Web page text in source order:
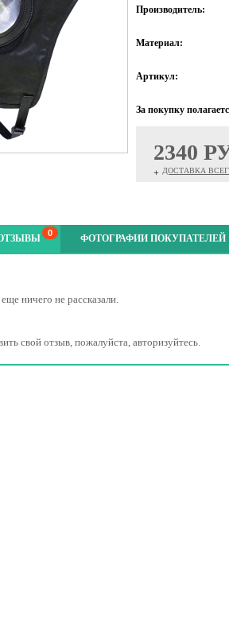
Производитель:
Материал:
Артикул:
За покупку
2340
+ ДОСТАВКА
0 ФОТОГРАФИИ ПОКУПАТЕЛЕЙ
ничего не рассказали.
свой отзыв, пожалуйста, авторизуйтесь.